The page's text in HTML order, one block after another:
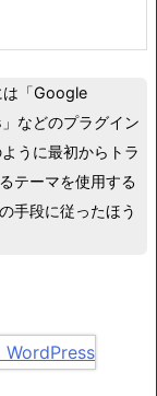
は「Google
などのプラグイン
うに最初からトラ
テーマを使用する
手段に従ったほう